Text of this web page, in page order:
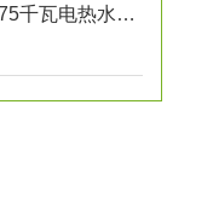
一键启动，快速加热！75千瓦电热水炉打造高效热水解决方案！